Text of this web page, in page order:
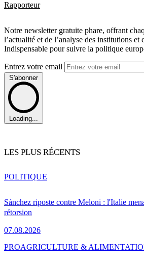
Rapporteur
Notre newsletter gratuite phare, offrant
l’actualité et de l’analyse des institutions et
Indispensable pour suivre la politique
Entrez votre email
S'abonner
Loading...
LES PLUS RÉCENTS
Sánchez riposte contre Meloni : l'Italie
rétorsion
07.08.2026
POLITIQUE
PROAGRICULTURE &